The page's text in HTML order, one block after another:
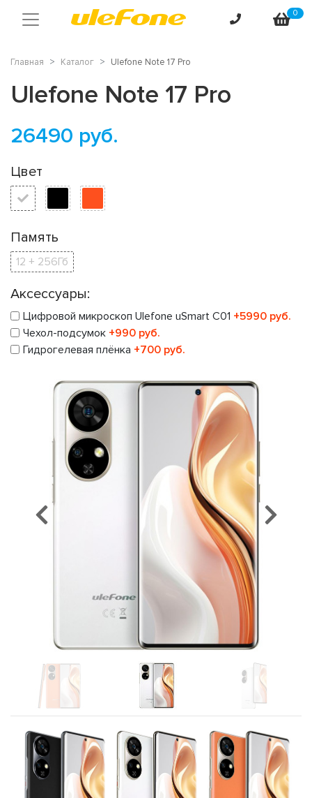
0
Главная Каталог Ulefone Note 17 Pro
Предыдущий
Ulefone Note 17 Pro
26490 руб.
Цвет
Память
12 + 256Гб
Аксессуары:
Цифровой микроскоп Ulefone uSmart C01 +5990 руб.
Чехол-подсумок +990 руб.
Гидрогелевая плёнка +700 руб.